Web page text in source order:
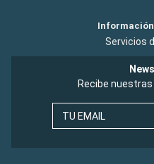
Servicios
Recibe
TU EMAIL